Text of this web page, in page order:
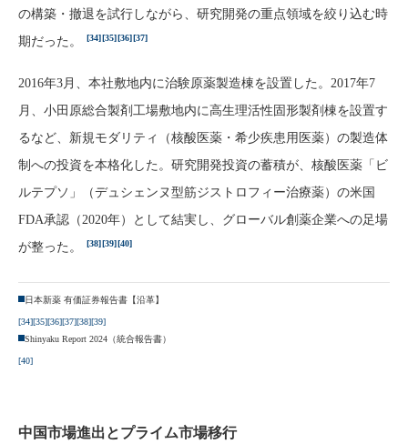
の構築・撤退を試行しながら、研究開発の重点領域を絞り込む時
期だった。
[34][35][36][37]
2016年3月、本社敷地内に治験原薬製造棟を設置した。2017年7
月、小田原総合製剤工場敷地内に高生理活性固形製剤棟を設置す
るなど、新規モダリティ（核酸医薬・希少疾患用医薬）の製造体
制への投資を本格化した。研究開発投資の蓄積が、核酸医薬「ビ
ルテプソ」（デュシェンヌ型筋ジストロフィー治療薬）の米国
FDA承認（2020年）として結実し、グローバル創薬企業への足場
が整った。
[38][39][40]
日本新薬 有価証券報告書【沿革】
[34][35][36][37][38][39]
Shinyaku Report 2024（統合報告書）
[40]
中国市場進出とプライム市場移行